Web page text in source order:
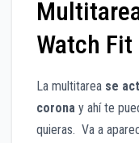
Watch Fit
La multitarea se
corona y ahí te
quieras. Va a